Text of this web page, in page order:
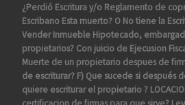
¿Perdió Escritura y/o Reglamento de
Escribano Esta muerto? O No tiene la
Vender Inmueble Hipotecado,
propietarios? Con juicio de Ejecusion
Muerte de un propietario despues de
de escriturar? F) Que sucede si después
quiere escriturar el propietario ?